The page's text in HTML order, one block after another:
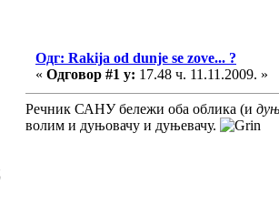
Одг: Rakija od dunje se zove... ?
« Одговор #1 у: 17.48 ч. 11.11.2009. »
Речник САНУ бележи оба облика (и
волим и дуњовачу и дуњевачу.